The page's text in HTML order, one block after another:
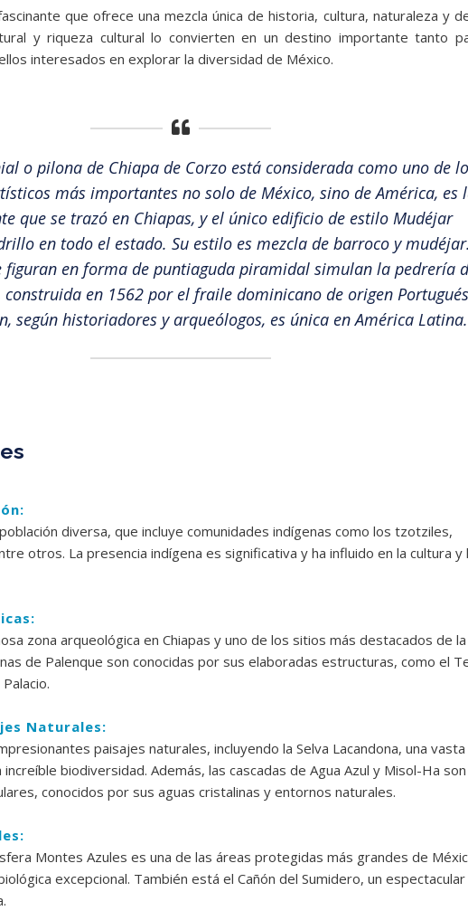
que ofrece una mezcla única de historia, cultura, naturaleza y
y riqueza cultural lo convierten en un destino importante tanto
interesados en explorar la diversidad de México.
o pilona de Chiapa de Corzo está considerada como uno de
más importantes no solo de México, sino de América, es
que se trazó en Chiapas, y el único edificio de estilo Mudéjar
en todo el estado. Su estilo es mezcla de barroco y mudéjar.
figuran en forma de puntiaguda piramidal simulan la pedrería
construida en 1562 por el fraile dominicano de origen Portugués
según historiadores y arqueólogos, es única en América Latina.
diversa, que incluye comunidades indígenas como los tzotziles,
otros. La presencia indígena es significativa y ha influido en la cultura y
zona arqueológica en Chiapas y uno de los sitios más destacados de la
de Palenque son conocidas por sus elaboradas estructuras, como el
Naturales:
paisajes naturales, incluyendo la Selva Lacandona, una
biodiversidad. Además, las cascadas de Agua Azul y Misol-Ha son
conocidos por sus aguas cristalinas y entornos naturales.
Montes Azules es una de las áreas protegidas más grandes de
excepcional. También está el Cañón del Sumidero, un espectacular